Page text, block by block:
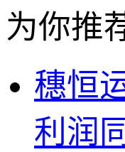
为你推
穗恒
利润